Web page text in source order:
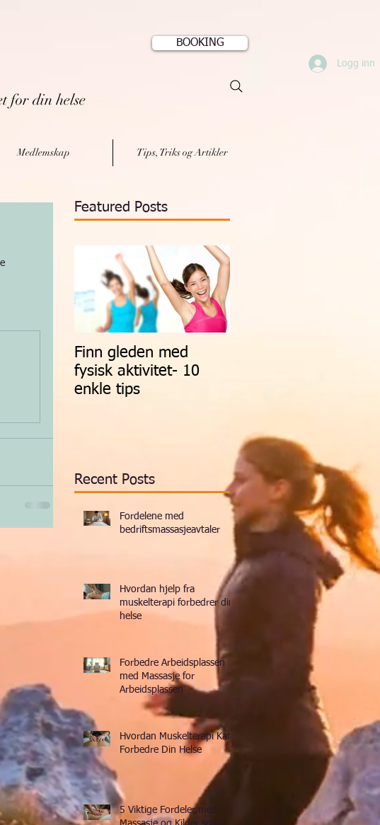
BOOKING
for din helse
Logg inn
Medlemskap Tips, Triks og Artikler
Featured Posts
Finn gleden med
fysisk aktivitet- 10
enkle tips
Recent Posts
Fordelene med
bedriftsmassasjeavtaler
Hvordan hjelp fra
muskelterapi forbedrer din
helse
Forbedre Arbeidsplassen
med Massasje for
Arbeidsplassen
Hvordan Muskelterapi Kan
Forbedre Din Helse
5 Viktige Fordeler med